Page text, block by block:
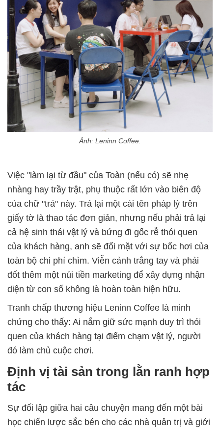
Ảnh: Leninn Coffee.
Việc "làm lại từ đầu" của Toàn (nếu có) sẽ nhẹ
nhàng hay trầy trật, phụ thuộc rất lớn vào biên độ
của chữ "trả" này. Trả lại một cái tên pháp lý trên
giấy tờ là thao tác đơn giản, nhưng nếu phải trả lại
cả hệ sinh thái vật lý và bứng đi gốc rễ thói quen
của khách hàng, anh sẽ đối mặt với sự bốc hơi của
toàn bộ chi phí chìm. Viễn cảnh trắng tay và phải
đốt thêm một núi tiền marketing để xây dựng nhận
diện từ con số không là hoàn toàn hiện hữu.
Tranh chấp thương hiệu Leninn Coffee là minh
chứng cho thấy: Ai nắm giữ sức mạnh duy trì thói
quen của khách hàng tại điểm chạm vật lý, người
đó làm chủ cuộc chơi.
Định vị tài sản trong lằn ranh hợp
tác
Sự đối lập giữa hai câu chuyện mang đến một bài
học chiến lược sắc bén cho các nhà quản trị và giới